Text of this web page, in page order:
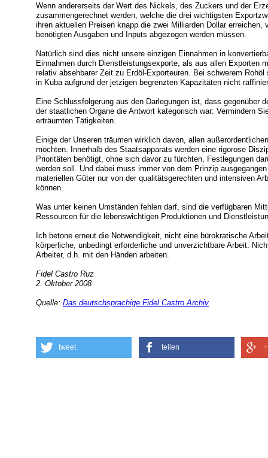
Wenn andererseits der Wert des Nickels, des Zuckers und der
zusammengerechnet werden, welche die drei wichtigsten
ihren aktuellen Preisen knapp die zwei Milliarden Dollar erreichen,
benötigten Ausgaben und Inputs abgezogen werden müssen.
Natürlich sind dies nicht unsere einzigen Einnahmen in
Einnahmen durch Dienstleistungsexporte, als aus allen Exporten
relativ absehbarer Zeit zu Erdöl-Exporteuren. Bei schwerem
in Kuba aufgrund der jetzigen begrenzten Kapazitäten nicht
Eine Schlussfolgerung aus den Darlegungen ist, dass gegenüber
der staatlichen Organe die Antwort kategorisch war: Vermindern
erträumten Tätigkeiten.
Einige der Unseren träumen wirklich davon, allen
möchten. Innerhalb des Staatsapparats werden eine rigorose
Prioritäten benötigt, ohne sich davor zu fürchten, Festlegungen
werden soll. Und dabei muss immer von dem Prinzip
materiellen Güter nur von der qualitätsgerechten und intensiven
können.
Was unter keinen Umständen fehlen darf, sind die verfügbaren
Ressourcen für die lebenswichtigen Produktionen und
Ich betone erneut die Notwendigkeit, nicht eine bürokratische
körperliche, unbedingt erforderliche und unverzichtbare Arbeit.
Arbeiter, d.h. mit den Händen arbeiten.
Fidel Castro Ruz
2. Oktober 2008
Quelle: Das deutschsprachige Fidel Castro Archiv
tweet teilen